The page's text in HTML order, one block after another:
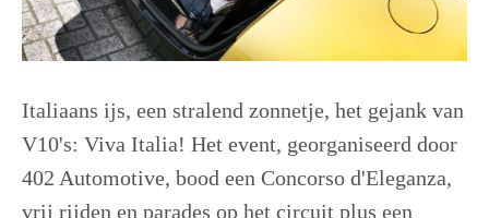
Italiaans ijs, een stralend zonnetje, het gejank van
V10's: Viva Italia! Het event, georganiseerd door
402 Automotive, bood een Concorso d'Eleganza,
vrij rijden en parades op het circuit plus een